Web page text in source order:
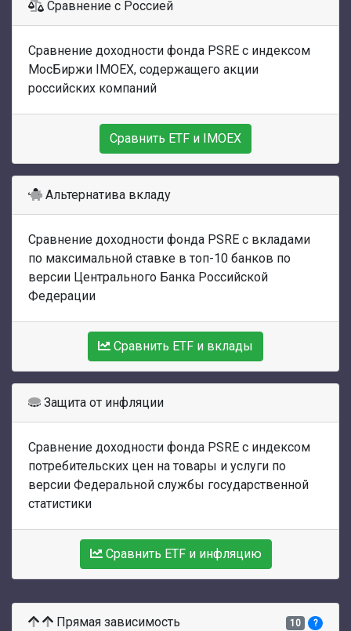
Сравнение с Россией
Сравнение доходности фонда PSRE с индексом
МосБиржи IMOEX, содержащего акции
российских компаний
Сравнить ETF и IMOEX
Альтернатива вкладу
Сравнение доходности фонда PSRE с вкладами
по максимальной ставке в топ-10 банков по
версии Центрального Банка Российской
Федерации
Сравнить ETF и вклады
Защита от инфляции
Сравнение доходности фонда PSRE с индексом
потребительских цен на товары и услуги по
версии Федеральной службы государственной
статистики
Сравнить ETF и инфляцию
Прямая зависимость 10 ?